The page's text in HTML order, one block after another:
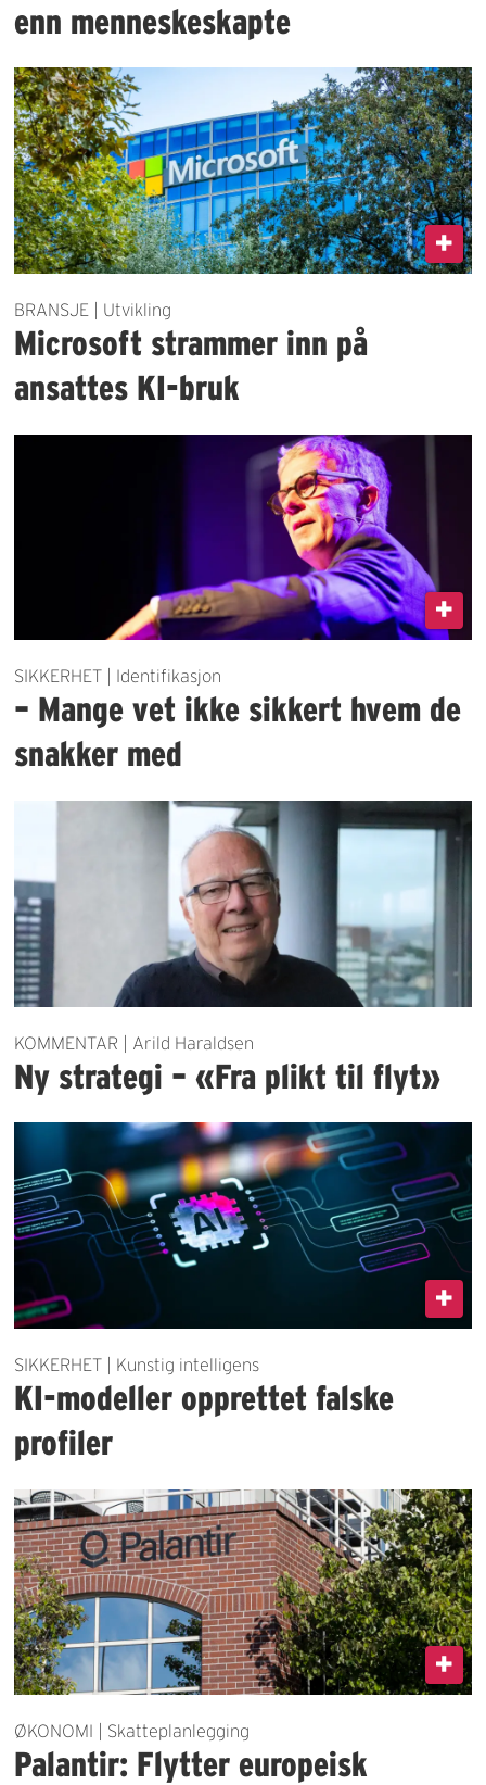
enn menneskeskapte
BRANSJE | Utvikling
Microsoft strammer inn på
ansattes KI-bruk
SIKKERHET | Identifikasjon
– Mange vet ikke sikkert hvem de
snakker med
KOMMENTAR | Arild Haraldsen
Ny strategi – «Fra plikt til flyt»
SIKKERHET | Kunstig intelligens
KI-modeller opprettet falske
profiler
ØKONOMI | Skatteplanlegging
Palantir: Flytter europeisk